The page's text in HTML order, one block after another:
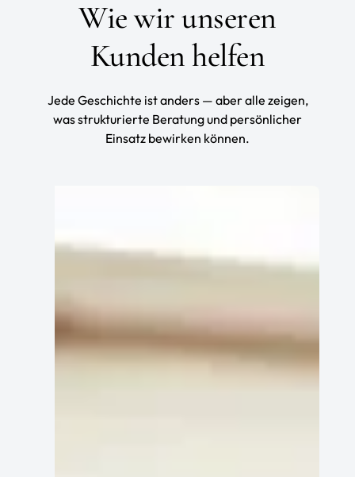
Wie wir unseren
Kunden helfen
Jede Geschichte ist anders — aber alle zeigen,
was strukturierte Beratung und persönlicher
Einsatz bewirken können.